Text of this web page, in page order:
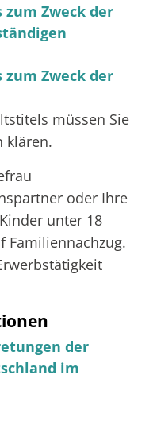
Zweck der
Zweck der
müssen Sie
klären.
oder Ihre
unter 18
Familiennachzug.
der
im